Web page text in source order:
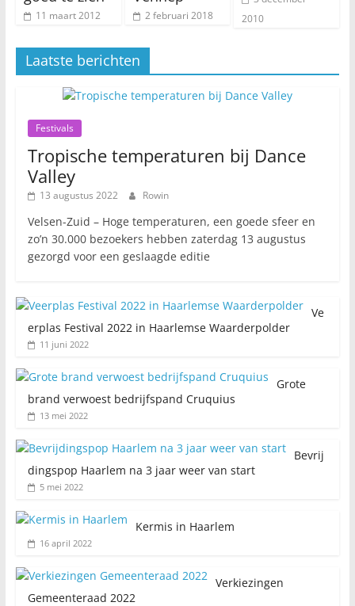
11 maart 2012 2 februari 2018
2010
Laatste berichten
Festivals
Tropische temperaturen bij Dance
Valley
13 augustus 2022 Rowin
Velsen-Zuid – Hoge temperaturen, een goede sfeer en
zo’n 30.000 bezoekers hebben zaterdag 13 augustus
gezorgd voor een geslaagde editie
Ve
erplas Festival 2022 in Haarlemse Waarderpolder
11 juni 2022
Grote
brand verwoest bedrijfspand Cruquius
13 mei 2022
Bevrij
dingspop Haarlem na 3 jaar weer van start
5 mei 2022
Kermis in Haarlem
16 april 2022
Verkiezingen
Gemeenteraad 2022